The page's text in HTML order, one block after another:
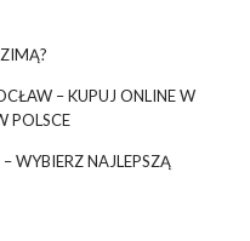
– KUPUJ ONLINE W
POLSCE
WYBIERZ NAJLEPSZĄ